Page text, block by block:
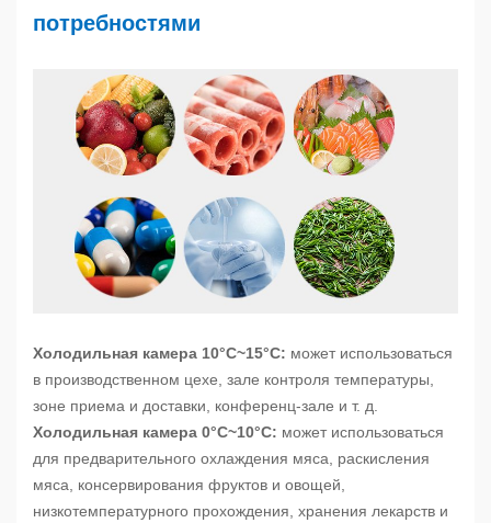
потребностями
Холодильная камера 10°C~15°C: может использоваться
в производственном цехе, зале контроля температуры,
зоне приема и доставки, конференц-зале и т. д.
Холодильная камера 0°C~10°C: может использоваться
для предварительного охлаждения мяса, раскисления
мяса, консервирования фруктов и овощей,
низкотемпературного прохождения, хранения лекарств и